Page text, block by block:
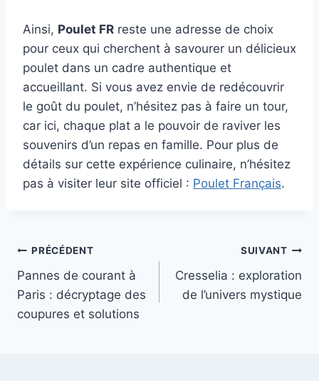
Ainsi, Poulet FR reste une adresse de choix
pour ceux qui cherchent à savourer un délicieux
poulet dans un cadre authentique et
accueillant. Si vous avez envie de redécouvrir
le goût du poulet, n’hésitez pas à faire un tour,
car ici, chaque plat a le pouvoir de raviver les
souvenirs d’un repas en famille. Pour plus de
détails sur cette expérience culinaire, n’hésitez
pas à visiter leur site officiel : Poulet Français.
Navigation
de
l’article
PRÉCÉDENT
Pannes de courant à
Paris : décryptage des
coupures et solutions
SUIVANT
Cresselia : exploration
de l’univers mystique